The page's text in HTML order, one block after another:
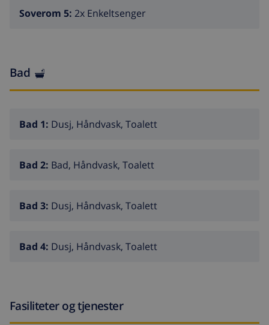
relaxing in this oasis of tranquility. To maintain the
quality of our facilities, we regret to inform you that
charming holiday villa with a private pool!
Soverom 5: 2x Enkeltsenger
Bad
Bad 1: Dusj, Håndvask, Toalett
Bad 2: Bad, Håndvask, Toalett
Bad 3: Dusj, Håndvask, Toalett
Bad 4: Dusj, Håndvask, Toalett
Fasiliteter og tjenester